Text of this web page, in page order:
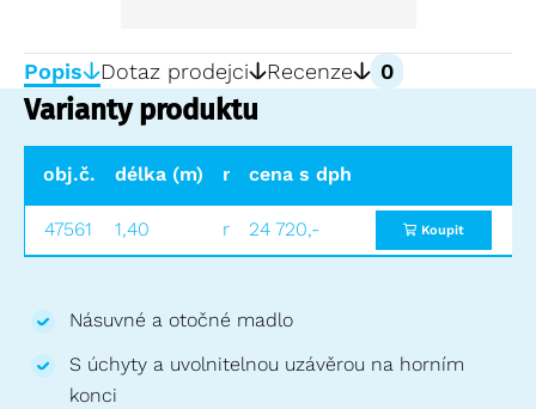
Popis Dotaz prodejci Recenze 0
Varianty produktu
obj.č. délka (m) materiál
cena s dph
47561 1,40 nerezová ocel
24 720,- Koupit
Násuvné a otočné madlo
S úchyty a uvolnitelnou uzávěrou na horním
konci